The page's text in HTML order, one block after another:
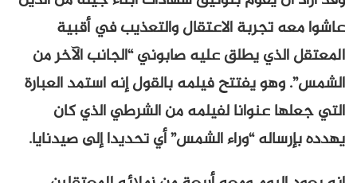
عاشوا معه تجربة الاعتقال والتعذيب في أقبية
المعتقل الذي يطلق عليه صابوني “الجانب الآخر من
الشمس”. وهو يفتتح فيلمه بالقول إنه استمد العبارة
التي جعلها عنوانا لفيلمه من الشرطي الذي كان
يهدده بإرساله “وراء الشمس” أي تحديدا إلى صيدنايا.